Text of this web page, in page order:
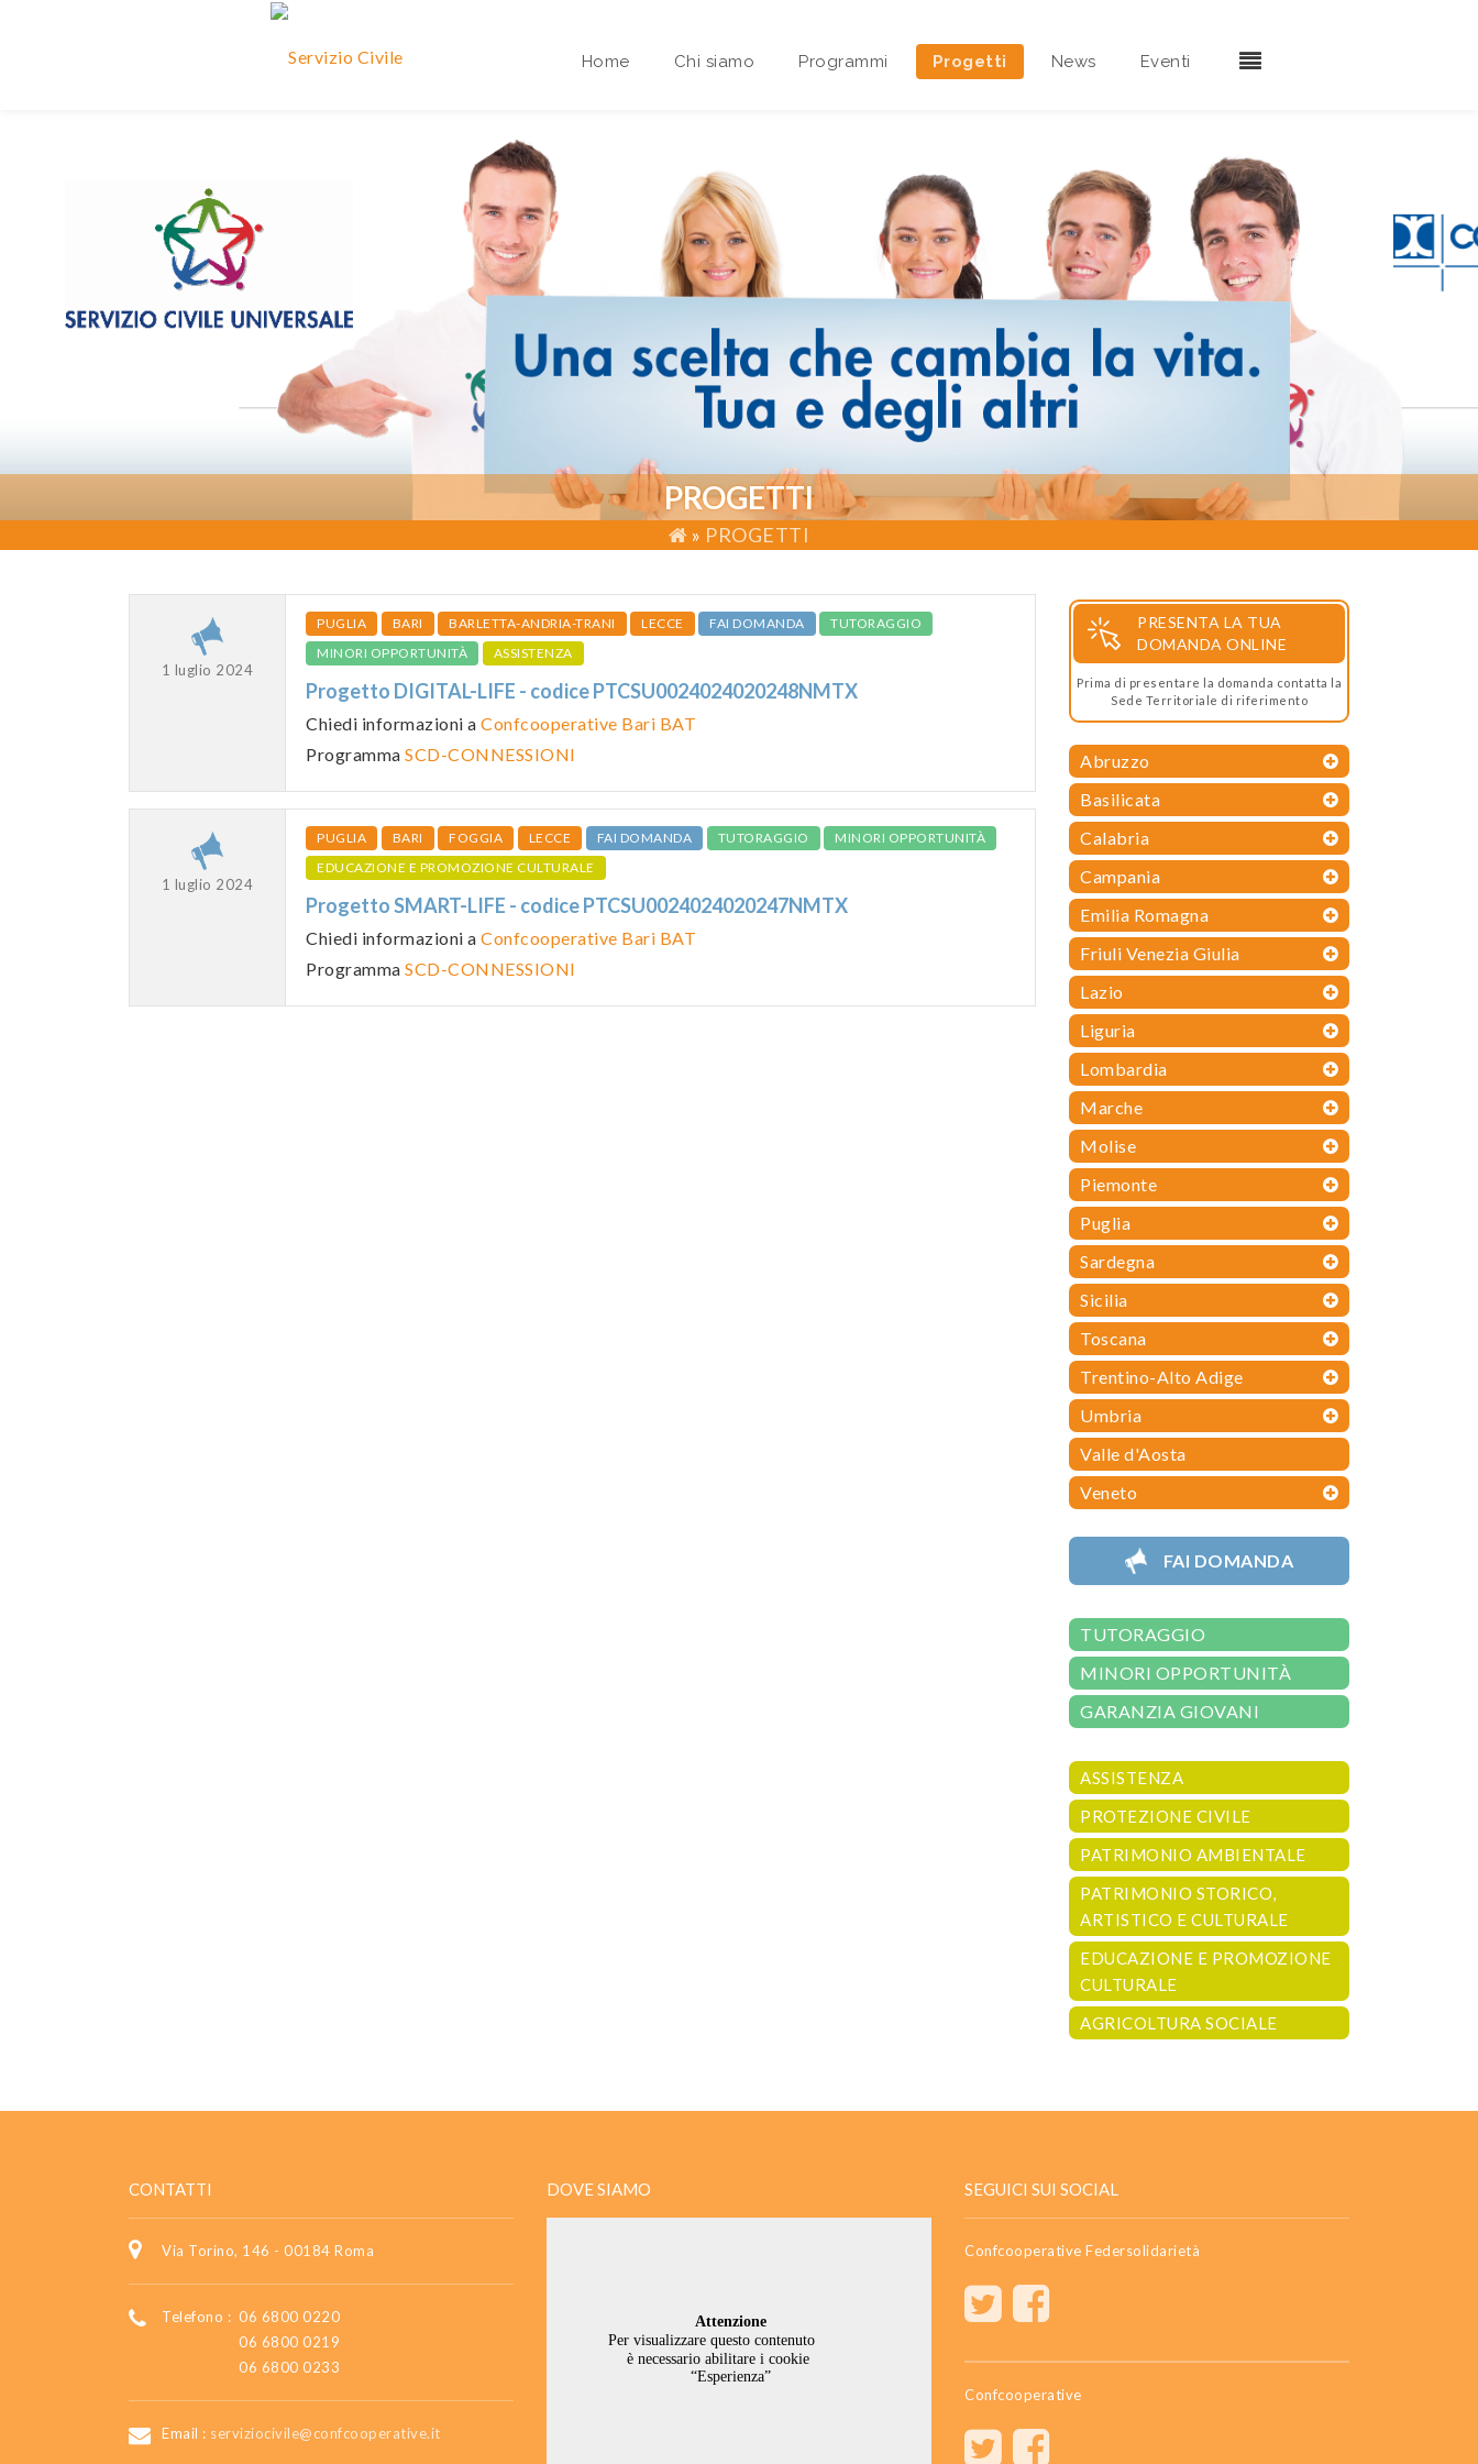
Home Chi siamo
Area riservata Sedi Territoriali
Programmi Progetti News Eventi
PROGETTI
» PROGETTI
1 luglio 2024
PUGLIA BARI BARLETTA-ANDRIA-TRANI LECCE FAI DOMANDA
TUTORAGGIO
MINORI OPPORTUNITÀ
ASSISTENZA
Progetto DIGITAL-LIFE - codice PTCSU0024024020248NMTX
Chiedi informazioni a Confcooperative Bari BAT
Programma SCD-CONNESSIONI
1 luglio 2024
PUGLIA BARI FOGGIA LECCE FAI DOMANDA TUTORAGGIO
MINORI OPPORTUNITÀ
EDUCAZIONE E PROMOZIONE CULTURALE
Progetto SMART-LIFE - codice PTCSU0024024020247NMTX
Chiedi informazioni a Confcooperative Bari BAT
Programma SCD-CONNESSIONI
PRESENTA LA TUA
DOMANDA ONLINE
Prima di presentare la domanda contatta la
Sede Territoriale di riferimento
Abruzzo
Basilicata
Calabria
Campania
Emilia Romagna
Friuli Venezia Giulia
Lazio
Liguria
Lombardia
Marche
Molise
Piemonte
Puglia
Sardegna
Sicilia
Toscana
Trentino-Alto Adige
Umbria
Valle d'Aosta
Veneto
FAI DOMANDA
TUTORAGGIO
MINORI OPPORTUNITÀ
GARANZIA GIOVANI
ASSISTENZA
PROTEZIONE CIVILE
PATRIMONIO AMBIENTALE
PATRIMONIO STORICO,
ARTISTICO E CULTURALE
EDUCAZIONE E PROMOZIONE
CULTURALE
AGRICOLTURA SOCIALE
CONTATTI
Via Torino, 146 - 00184 Roma
Telefono : 06 6800 0220
06 6800 0219
06 6800 0233
Email : serviziocivile@confcooperative.it
DOVE SIAMO SEGUICI SUI SOCIAL
Confcooperative Federsolidarietà
Confcooperative